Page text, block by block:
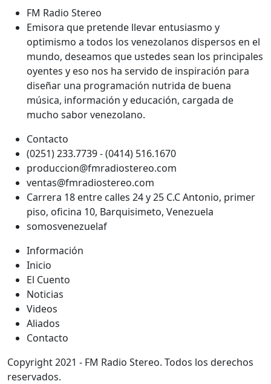
FM Radio Stereo
Emisora que pretende llevar entusiasmo y
optimismo a todos los venezolanos dispersos en el
mundo, deseamos que ustedes sean los principales
oyentes y eso nos ha servido de inspiración para
diseñar una programación nutrida de buena
música, información y educación, cargada de
mucho sabor venezolano.
Contacto
(0251) 233.7739 - (0414) 516.1670
produccion@fmradiostereo.com
ventas@fmradiostereo.com
Carrera 18 entre calles 24 y 25 C.C Antonio, primer
piso, oficina 10, Barquisimeto, Venezuela
somosvenezuelaf
Información
Inicio
El Cuento
Noticias
Videos
Aliados
Contacto
Copyright 2021 - FM Radio Stereo. Todos los derechos
reservados.